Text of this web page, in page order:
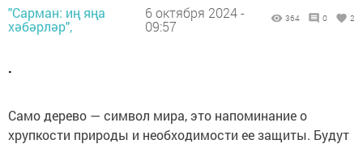
"Сарман: иң яңа
хәбәрләр",
6 октября 2024 -
09:57
364 0 2
.
Само дерево — символ мира, это напоминание о
хрупкости природы и необходимости ее защиты. Будут